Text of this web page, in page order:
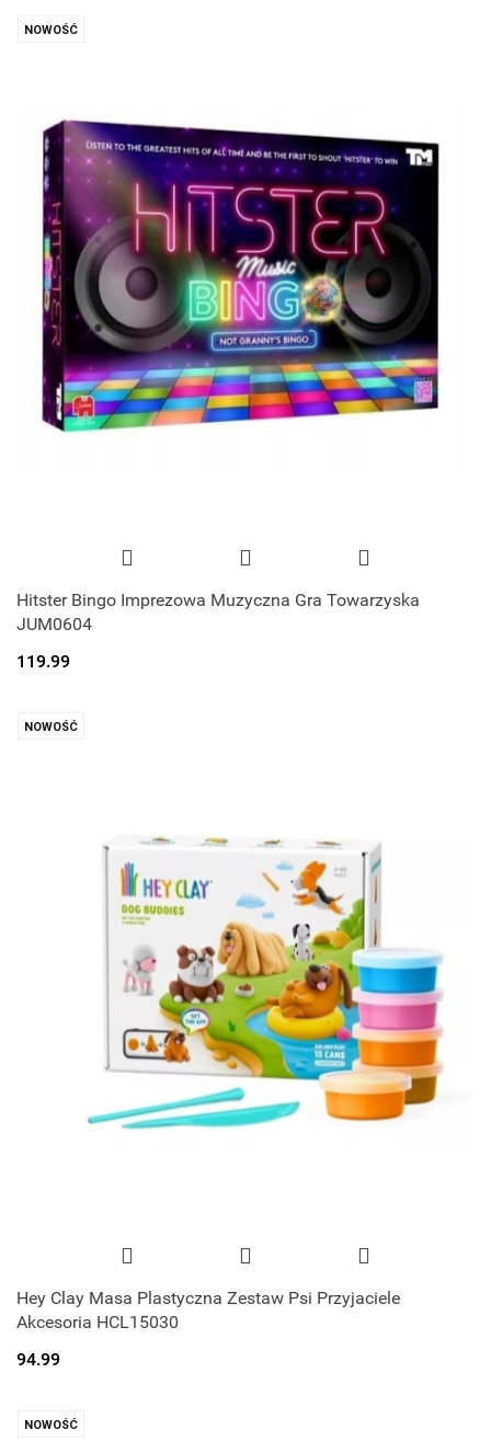
NOWOŚĆ
Hitster Bingo Imprezowa Muzyczna Gra Towarzyska
JUM0604
119.99
NOWOŚĆ
Hey Clay Masa Plastyczna Zestaw Psi Przyjaciele
Akcesoria HCL15030
94.99
NOWOŚĆ